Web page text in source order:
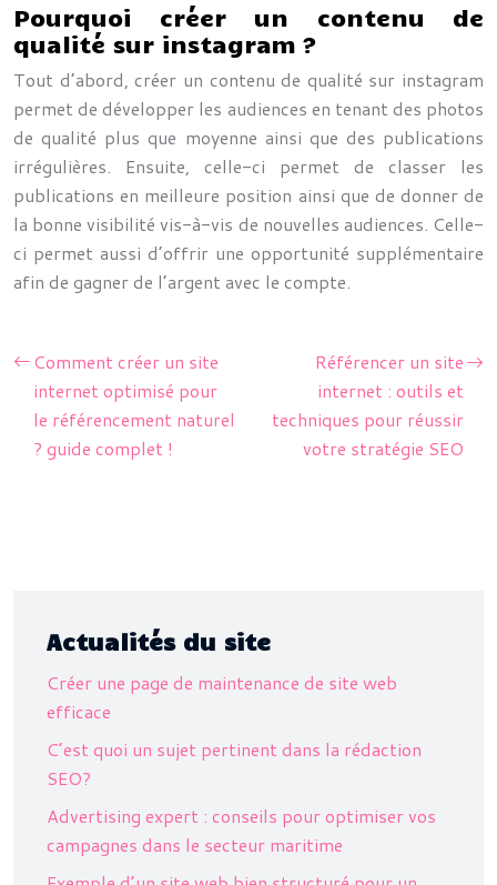
Pourquoi créer un contenu de
qualité sur instagram ?
Tout d’abord, créer un contenu de qualité sur instagram
permet de développer les audiences en tenant des photos
de qualité plus que moyenne ainsi que des publications
irrégulières. Ensuite, celle-ci permet de classer les
publications en meilleure position ainsi que de donner de
la bonne visibilité vis-à-vis de nouvelles audiences. Celle-
ci permet aussi d’offrir une opportunité supplémentaire
afin de gagner de l’argent avec le compte.
Comment créer un site
internet optimisé pour
le référencement naturel
? guide complet !
Référencer un site
internet : outils et
techniques pour réussir
votre stratégie SEO
Actualités du site
Créer une page de maintenance de site web
efficace
C’est quoi un sujet pertinent dans la rédaction
SEO?
Advertising expert : conseils pour optimiser vos
campagnes dans le secteur maritime